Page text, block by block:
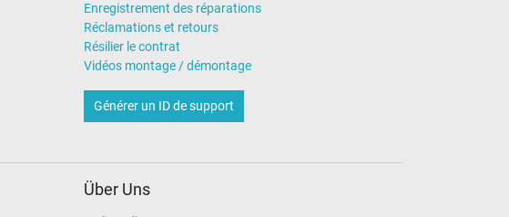
Enregistrement des réparations
Réclamations et retours
Résilier le contrat
Vidéos montage / démontage
Générer un ID de support
Über Uns